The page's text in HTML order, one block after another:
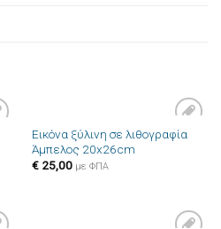
Πρόσθήκη
Εικόνα ξύλινη σε λιθογραφία
Άμπελος 20x26cm
€25,00 με ΦΠΑ